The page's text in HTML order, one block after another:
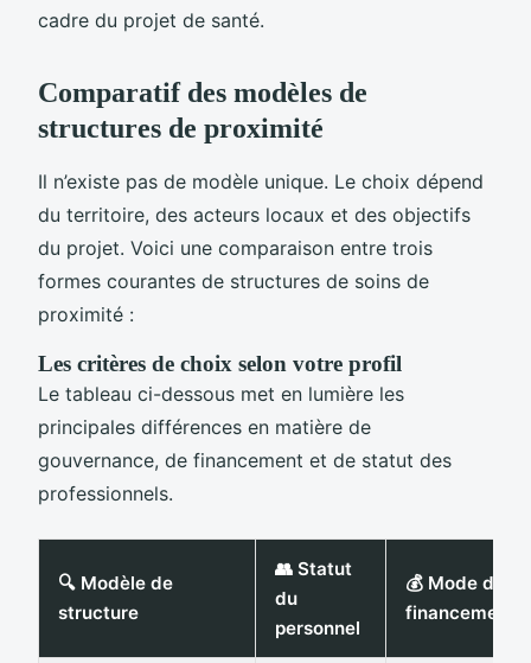
cadre du projet de santé.
Comparatif des modèles de
structures de proximité
Il n’existe pas de modèle unique. Le choix dépend
du territoire, des acteurs locaux et des objectifs
du projet. Voici une comparaison entre trois
formes courantes de structures de soins de
proximité :
Les critères de choix selon votre profil
Le tableau ci-dessous met en lumière les
principales différences en matière de
gouvernance, de financement et de statut des
professionnels.
🔍 Modèle de
structure
👥 Statut
du
personnel
💰 Mode de
financement